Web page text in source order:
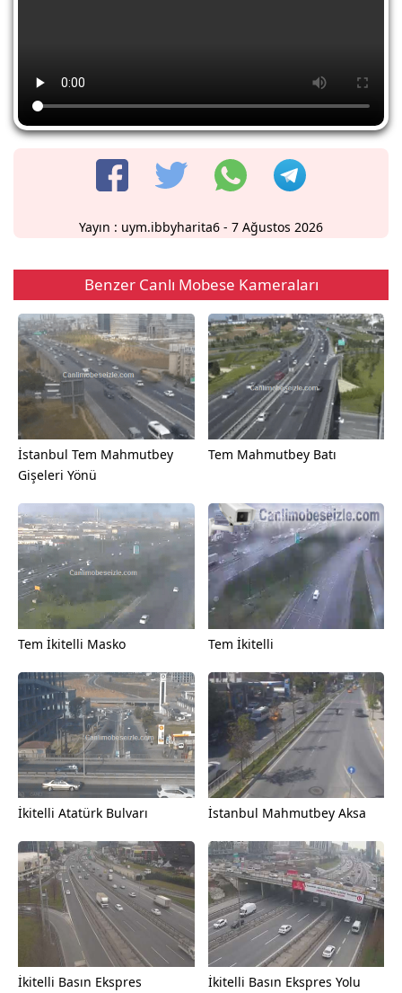
Yayın : uym.ibbyharita6 - 7 Ağustos 2026
Benzer Canlı Mobese Kameraları
İstanbul Tem Mahmutbey
Gişeleri Yönü
Tem Mahmutbey Batı
Tem İkitelli Masko Tem İkitelli
İkitelli Atatürk Bulvarı İstanbul Mahmutbey Aksa
İkitelli Basın Ekspres
İkitelli Basın Ekspres Yolu